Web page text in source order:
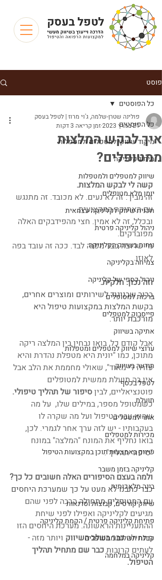
פוסט
כל הפוסטים
מיקוד שיווקי למטפלים ולמטפלות
מיתוג קליניקה
שיווק למטפלים ולמטפלות
יומן מלא מטופלים
תכנית שיווק לקליניקה עצמאית
ניהול קליניקה פרטית
נוחות בשיווק הקליניקה
צמיחה בקליניקה
ניהול כספי של קליניקה
ברכות למטופלים
פייסבוק למטפלים
אתיקה בשיווק
ערוצי שיווק למטפלים ומטפלות
תודעה בשיווק
לטפל בכסף
תועלת
אתר למטפלים
מכירות למטפלים
שיווק באמצעות תוכן במקצועות הטיפול
קליניקה בזמן משבר
בינה מלאכותית
שיווק קורסים, קבוצות וסדנאות
פתיחת קליניקה פרטית / הקמת קליניקה
קבלת תשלום ממטופלים
קליניקה במלחמה
כל הפוסטים
איך לבקש המלצות
ממטופלים?
פולינה שטרן-שלמה, ג'וי מרוז | לטפל בעסק
21 במרץ 2023
זמן קריאה 3 דקות
קשה לי לבקש המלצות.
זה מביך. זה לא נעים. לא מכובד. זה מתנגש
עם האתיקה המקצועית.
ובכלל, זה לא אמין. חצי מהפידבקים האלה
מפוברקים.
מי שרוצה כבר מפנה לבד. ככה זה עובד בפה
לאוזן.
וזה נכון. חלקית.
ברור שבניגוד לשירותים ומוצרים אחרים,
בקשת המלצות במקצועות טיפול היא
מורכבת יותר.
אבל קודם כל, בואו נבחין בין המלצה ריקה
מתוכן, כמו "יונית היא מטפלת נהדרת והיא
עזרה לי מאוד", שאולי מחממת את הלב אבל
אין בה תועלת ממשית למטופלים
פוטנציאליים, לבין סיפור של תהליך טיפולי.
כשמטופל מספר, במילים שלו,  על מה
שהוא עבר בטיפול ועל מה שקרה לו
בעקבותיו - יש לזה ערך אחר לגמרי. לכן,
בואו נחליף את המונח "המלצה" במונח
"סיפור תהליך".
ולמה בעצם הסיפורים האלה חשובים כל כך?
כבר כתבנו לא מעט על כך שמערכת היחסים
עם המטופלים מתחילה הרבה לפני שהם
מגיעים לקליניקה ואפילו לפני שיחת
ההתעניינות הראשונה. מערכת היחסים הזו
מתחילה כבר בשלב השיווק ויותר מזה -
לעתים קרובות כבר שם מתחיל תהליך
הטיפול.